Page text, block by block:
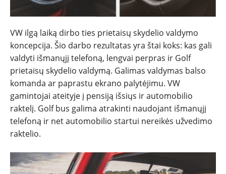
VW ilgą laiką dirbo ties prietaisų skydelio valdymo
koncepcija. Šio darbo rezultatas yra štai koks: kas gali
valdyti išmanųjį telefoną, lengvai perpras ir Golf
prietaisų skydelio valdymą. Galimas valdymas balso
komanda ar paprastu ekrano palytėjimu. VW
gamintojai ateityje į pensiją išsiųs ir automobilio
raktelį. Golf bus galima atrakinti naudojant išmanųjį
telefoną ir net automobilio startui nereikės užvedimo
raktelio.